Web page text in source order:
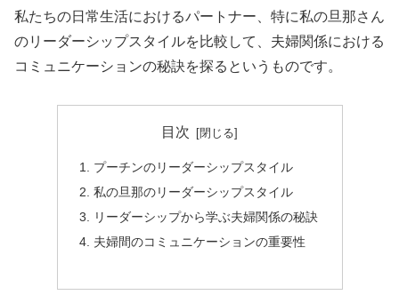
私たちの日常生活におけるパートナー、特に私の旦那さん
のリーダーシップスタイルを比較して、夫婦関係における
コミュニケーションの秘訣を探るというものです。
目次
プーチンのリーダーシップスタイル
私の旦那のリーダーシップスタイル
リーダーシップから学ぶ夫婦関係の秘訣
夫婦間のコミュニケーションの重要性